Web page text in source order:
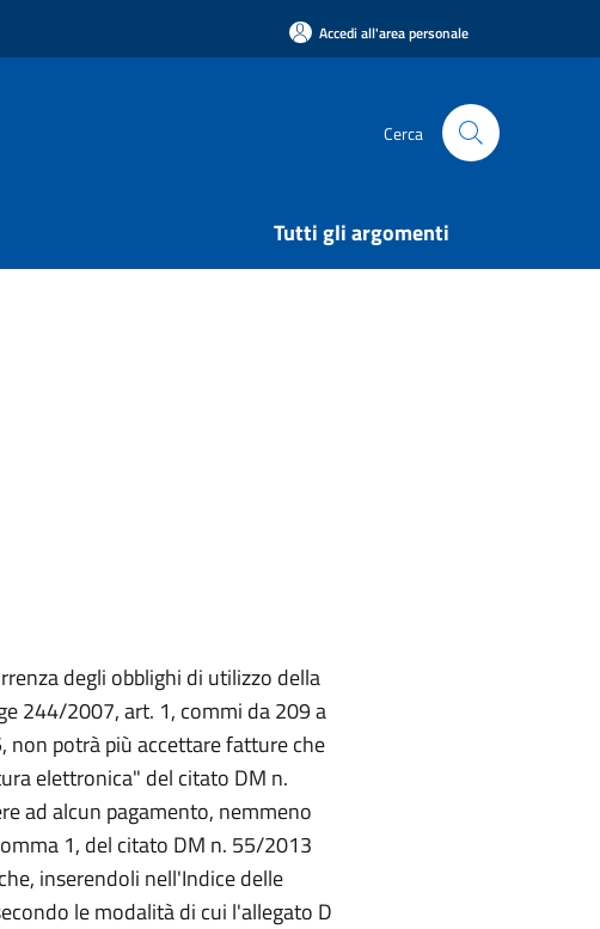
Accedi all'area personale
Cerca
Tutti gli argomenti
degli obblighi di utilizzo della
244/2007, art. 1, commi da 209 a
non potrà più accettare fatture che
elettronica" del citato DM n.
ad alcun pagamento, nemmeno
1, del citato DM n. 55/2013
inserendoli nell'Indice delle
le modalità di cui l'allegato D